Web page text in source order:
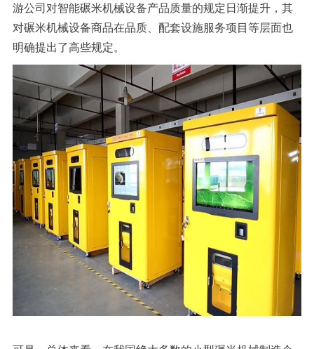
游公司对智能碾米机械设备产品质量的规定日渐提升，其
对碾米机械设备商品在品质、配套设施服务项目等层面也
明确提出了高些规定。